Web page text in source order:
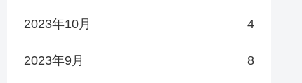
2023年10月 4
2023年9月 8